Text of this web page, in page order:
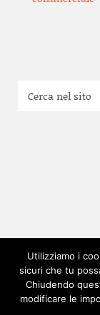
Utilizziamo i
sicuri che tu
Chiudendo
modificare le